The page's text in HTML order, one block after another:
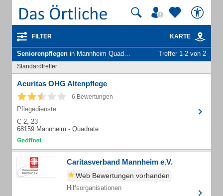
FILTER KARTE
Seniorenpflegen in Mannheim Quadrate Treffer 1-2 von 2
Standardtreffer
Acuritas OHG Altenpflege
6 Bewertungen
Pflegedienste
C 2, 23
68159 Mannheim - Quadrate
Caritasverband Mannheim e.V.
Web Bewertungen vorhanden
Hilfsorganisationen